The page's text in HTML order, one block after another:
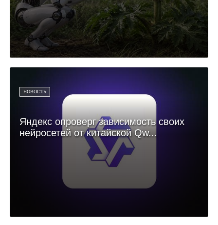
НОВОСТЬ
Яндекс опроверг зависимость своих
нейросетей от китайской Qw...